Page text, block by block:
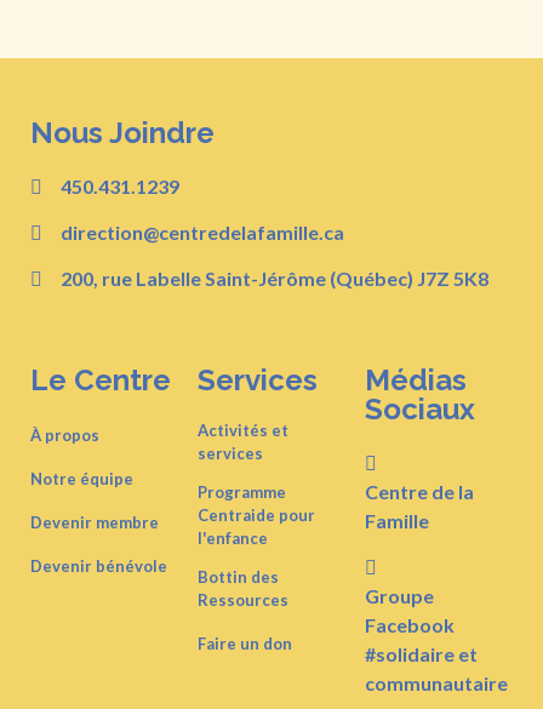
Nous Joindre
450.431.1239
direction@centredelafamille.ca
200, rue Labelle Saint-Jérôme (Québec) J7Z 5K8
Le Centre
À propos
Notre équipe
Devenir membre
Devenir bénévole
Services
Activités et
services
Programme
Centraide pour
l'enfance
Bottin des
Ressources
Faire un don
Médias
Sociaux
Centre de la
Famille
Groupe
Facebook
#solidaire et
communautaire